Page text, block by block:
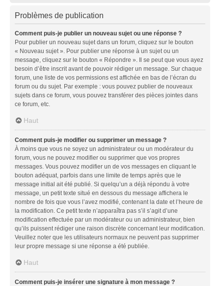
Problèmes de publication
Comment puis-je publier un nouveau sujet ou une réponse ?
Pour publier un nouveau sujet dans un forum, cliquez sur le bouton
« Nouveau sujet ». Pour publier une réponse à un sujet ou un
message, cliquez sur le bouton « Répondre ». Il se peut que vous ayez
besoin d’être inscrit avant de pouvoir rédiger un message. Sur chaque
forum, une liste de vos permissions est affichée en bas de l’écran du
forum ou du sujet. Par exemple : vous pouvez publier de nouveaux
sujets dans ce forum, vous pouvez transférer des pièces jointes dans
ce forum, etc.
Haut
Comment puis-je modifier ou supprimer un message ?
À moins que vous ne soyez un administrateur ou un modérateur du
forum, vous ne pouvez modifier ou supprimer que vos propres
messages. Vous pouvez modifier un de vos messages en cliquant le
bouton adéquat, parfois dans une limite de temps après que le
message initial ait été publié. Si quelqu’un a déjà répondu à votre
message, un petit texte situé en dessous du message affichera le
nombre de fois que vous l’avez modifié, contenant la date et l’heure de
la modification. Ce petit texte n’apparaîtra pas s’il s’agit d’une
modification effectuée par un modérateur ou un administrateur, bien
qu’ils puissent rédiger une raison discrète concernant leur modification.
Veuillez noter que les utilisateurs normaux ne peuvent pas supprimer
leur propre message si une réponse a été publiée.
Haut
Comment puis-je insérer une signature à mon message ?